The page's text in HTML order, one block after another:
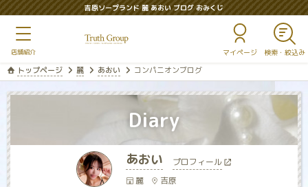
吉原ソープランド 麗 あおい ブログ おみくじ
マイページ
トップページ 麗 あおい コンパニオンブログ
あおい
プロフィール
麗
吉原
Diary